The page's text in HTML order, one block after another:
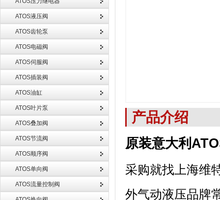
ATOS液压阀
ATOS齿轮泵
ATOS电磁阀
ATOS伺服阀
ATOS插装阀
ATOS油缸
ATOS叶片泵
ATOS叠加阀
ATOS节流阀
ATOS顺序阀
ATOS单向阀
ATOS流量控制阀
产品介绍
原装意大利
采购就找上海维
外气动液压品牌